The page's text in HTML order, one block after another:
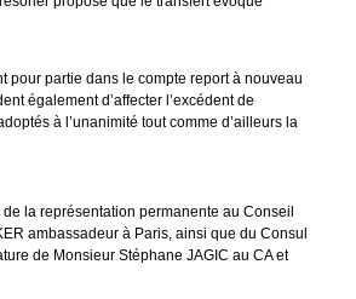
pour partie dans le compte report à nouveau
également d’affecter l’excédent de
à l’unanimité tout comme d’ailleurs la
la représentation permanente au Conseil
ambassadeur à Paris, ainsi que du Consul
de Monsieur Stéphane JAGIC au CA et